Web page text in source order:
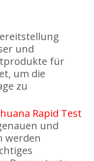
und
für
um die
zu
Rapid Test
und
werden